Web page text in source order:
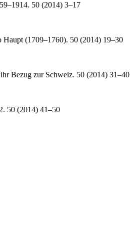
50 (2014) 3–17
Haupt (1709–1760). 50 (2014) 19–30
Bezug zur Schweiz. 50 (2014) 31–40
50 (2014) 41–50